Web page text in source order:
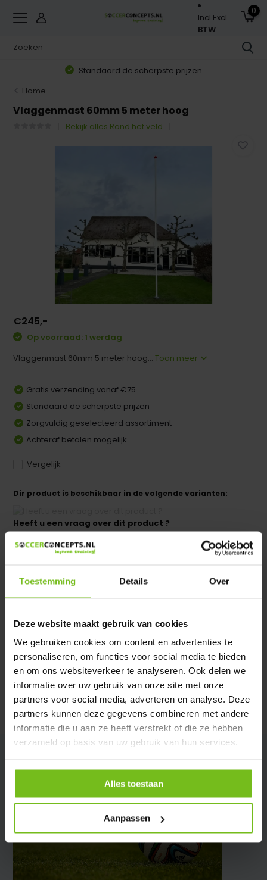
Toestemming Details Over
Deze website maakt gebruik van cookies
We gebruiken cookies om content en advertenties te
personaliseren, om functies voor social media te bieden
en om ons websiteverkeer te analyseren. Ook delen we
informatie over uw gebruik van onze site met onze
partners voor social media, adverteren en analyse. Deze
partners kunnen deze gegevens combineren met andere
informatie die u aan ze heeft verstrekt of die ze hebben
verzameld op basis van uw gebruik van hun services.
Alles toestaan
Aanpassen
Incl.Excl.
BTW
0
Standaard de scherpste prijzen
Home
Vlaggenmast 60mm 5 meter hoog
Bekijk alles Rond het veld
€245,-
Op voorraad: 1 werdag
Vlaggenmast 60mm 5 meter hoog...Toon meer
Gratis verzending vanaf €75
Standaard de scherpste prijzen
Zorgvuldig geselecteerd assortiment
Achteraf betalen mogelijk
Vergelijk
Dir product is beschikbaar in de volgende varianten:
Heeft u een vraag over dit product ?
We helpen u graag met meer informatie
Productomschrijving
Specificaties
Reviews
Delen